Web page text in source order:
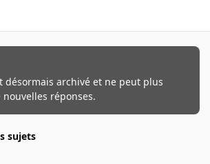
désormais archivé et ne peut plus
nouvelles réponses.
sujets